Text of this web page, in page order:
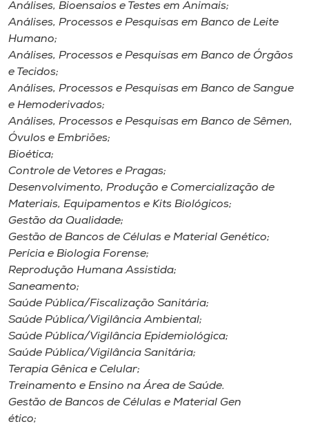
Análises, Bioensaios e Testes em Animais;
Análises, Processos e Pesquisas em Banco de Leite
Humano;
Análises, Processos e Pesquisas em Banco de Órgãos
e Tecidos;
Análises, Processos e Pesquisas em Banco de Sangue
e Hemoderivados;
Análises, Processos e Pesquisas em Banco de Sêmen,
Óvulos e Embriões;
Bioética;
Controle de Vetores e Pragas;
Desenvolvimento, Produção e Comercialização de
Materiais, Equipamentos e Kits Biológicos;
Gestão da Qualidade;
Gestão de Bancos de Células e Material Genético;
Perícia e Biologia Forense;
Reprodução Humana Assistida;
Saneamento;
Saúde Pública/Fiscalização Sanitária;
Saúde Pública/Vigilância Ambiental;
Saúde Pública/Vigilância Epidemiológica;
Saúde Pública/Vigilância Sanitária;
Terapia Gênica e Celular;
Treinamento e Ensino na Área de Saúde.
Gestão de Bancos de Células e Material Gen
ético;